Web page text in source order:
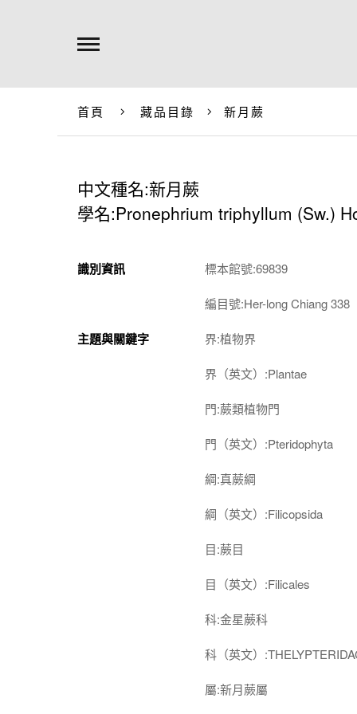
首頁 藏品目錄 新月蕨
中文種名:新月蕨
學名:Pronephrium triphyllum (Sw.)
識別資訊 標本館號:69839
編目號:Her-long Chiang 338
主題與關鍵字 界:植物界
界（英文）:Plantae
門:蕨類植物門
門（英文）:Pteridophyta
綱:真蕨綱
綱（英文）:Filicopsida
目:蕨目
目（英文）:Filicales
科:金星蕨科
科（英文）
屬:新月蕨屬